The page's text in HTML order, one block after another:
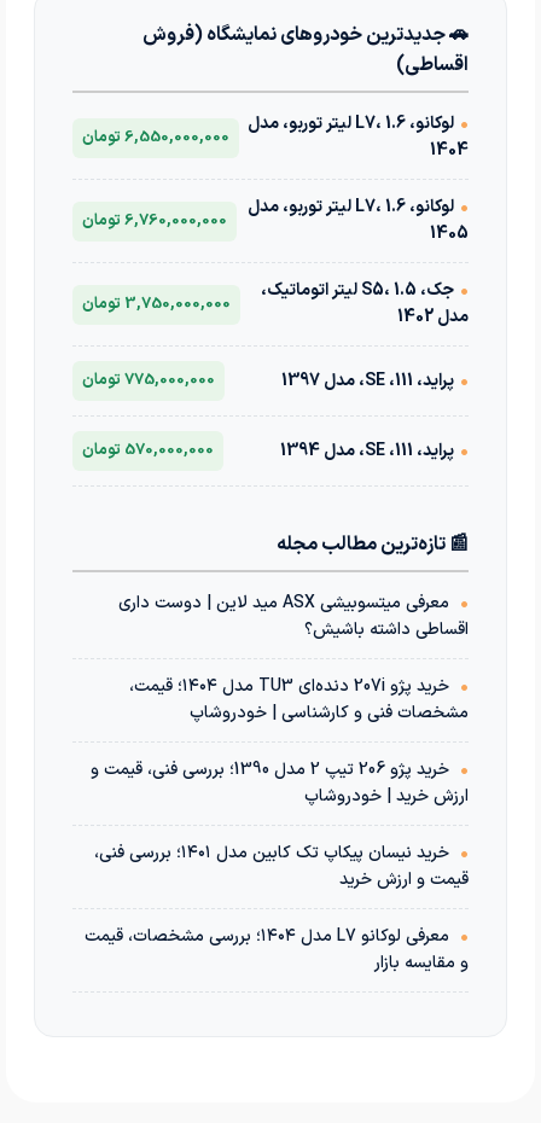
🚗 جدیدترین خودروهای نمایشگاه (فروش
اقساطی)
•
لوکانو، L7، 1.6 لیتر توربو، مدل
1404
6,550,000,000 تومان
•
لوکانو، L7، 1.6 لیتر توربو، مدل
1405
6,760,000,000 تومان
•
جک، S5، 1.5 لیتر اتوماتیک،
مدل 1402
3,750,000,000 تومان
• پراید، 111، SE، مدل 1397 775,000,000 تومان
• پراید، 111، SE، مدل 1394 570,000,000 تومان
📰 تازه‌ترین مطالب مجله
•
معرفی میتسوبیشی ASX مید لاین | دوست داری
اقساطی داشته باشیش؟
•
خرید پژو 207i دنده‌ای TU3 مدل ۱۴۰۴؛ قیمت،
مشخصات فنی و کارشناسی | خودروشاپ
•
خرید پژو 206 تیپ 2 مدل 1390؛ بررسی فنی، قیمت و
ارزش خرید | خودروشاپ
•
خرید نیسان پیکاپ تک کابین مدل ۱۴۰۱؛ بررسی فنی،
قیمت و ارزش خرید
•
معرفی لوکانو L7 مدل ۱۴۰۴؛ بررسی مشخصات، قیمت
و مقایسه بازار